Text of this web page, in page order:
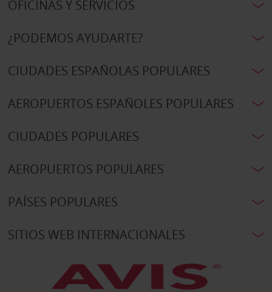
OFICINAS Y SERVICIOS
¿PODEMOS AYUDARTE?
CIUDADES ESPAÑOLAS POPULARES
AEROPUERTOS ESPAÑOLES POPULARES
CIUDADES POPULARES
AEROPUERTOS POPULARES
PAÍSES POPULARES
SITIOS WEB INTERNACIONALES